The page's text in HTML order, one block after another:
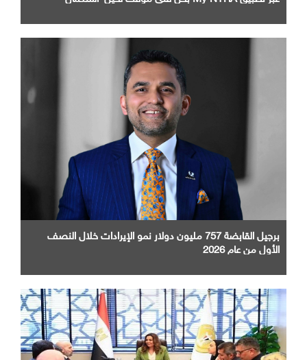
برجيل القابضة 757 مليون دولار نمو الإيرادات خلال النصف
الأول من عام 2026